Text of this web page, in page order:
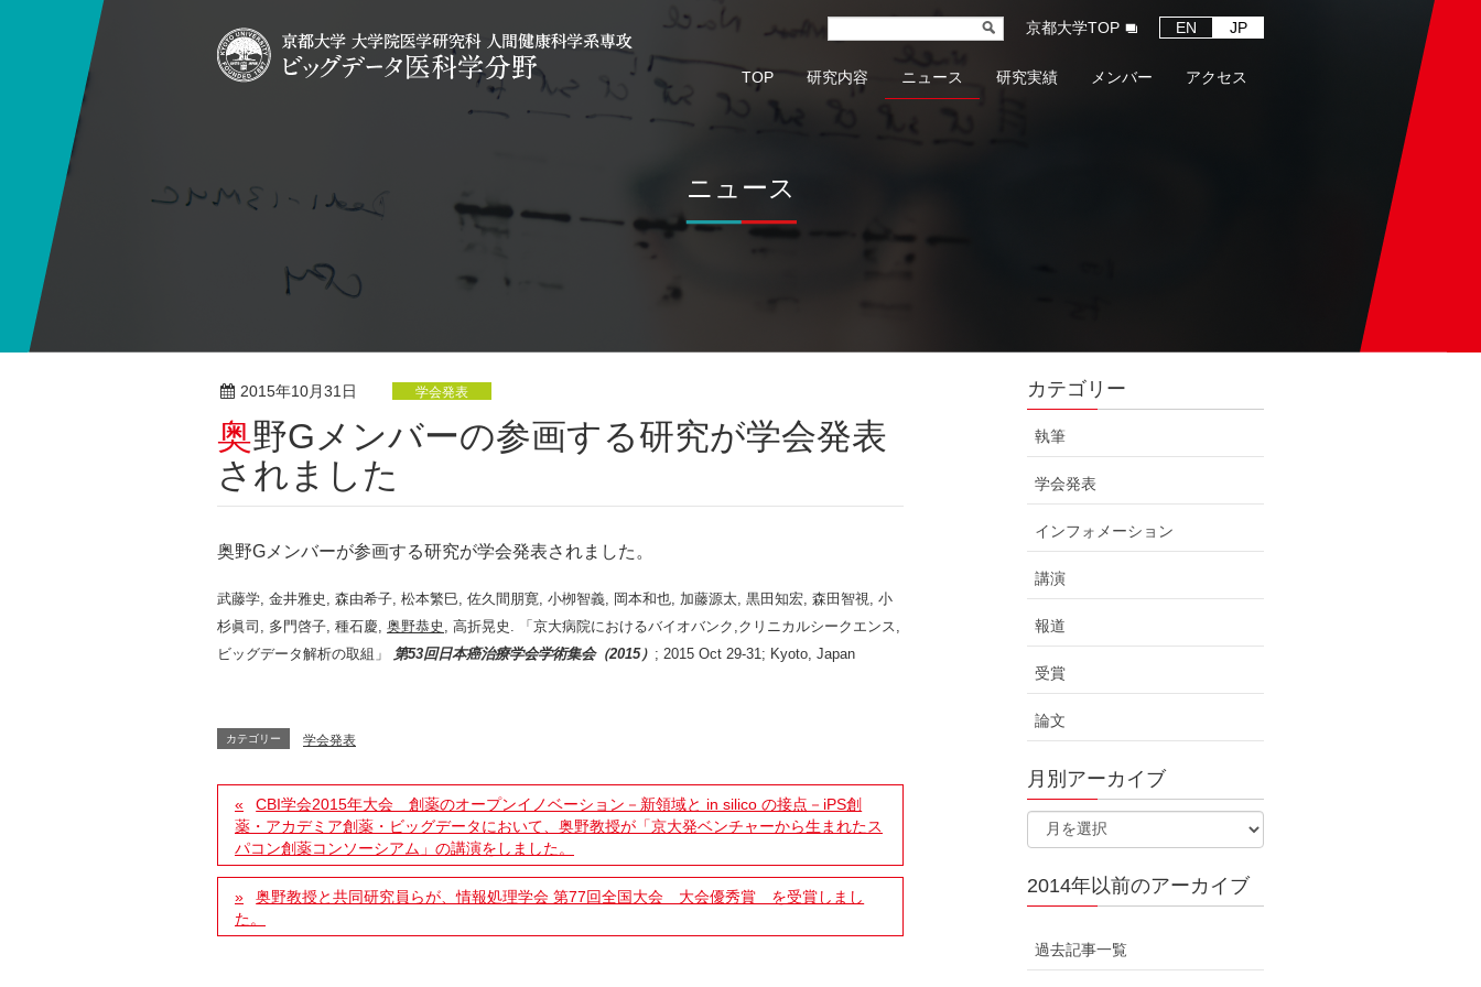
京都大学TOP EN JP
TOP 研究内容 ニュース 研究実績 メンバー アクセス
ニュース
2015年10月31日 学会発表
奥野Gメンバーの参画する研究が学会発表
されました
奥野Gメンバーが参画する研究が学会発表されました。
武藤学, 金井雅史, 森由希子, 松本繁巳, 佐久間朋寛, 小栁智義, 岡本和也, 加藤源太, 黒田知宏, 森田智視, 小
杉眞司, 多門啓子, 種石慶, 奥野恭史
, 高折晃史. 「京大病院におけるバイオバンク,クリニカルシークエンス,
ビッグデータ解析の取組」
第53回日本癌治療学会学術集会（2015） ; 2015 Oct 29-31; Kyoto, Japan
カテゴリー 学会発表
CBI学会2015年大会 創薬のオープンイノベーション－新領域と in silico の接点－iPS創
薬・アカデミア創薬・ビッグデータにおいて、奥野教授が「京大発ベンチャーから生まれたス
パコン創薬コンソーシアム」の講演をしました。
奥野教授と共同研究員らが、情報処理学会 第77回全国大会 大会優秀賞 を受賞しまし
た。
カテゴリー
執筆
学会発表
インフォメーション
講演
報道
受賞
論文
月別アーカイブ
2014年以前のアーカイブ
過去記事一覧